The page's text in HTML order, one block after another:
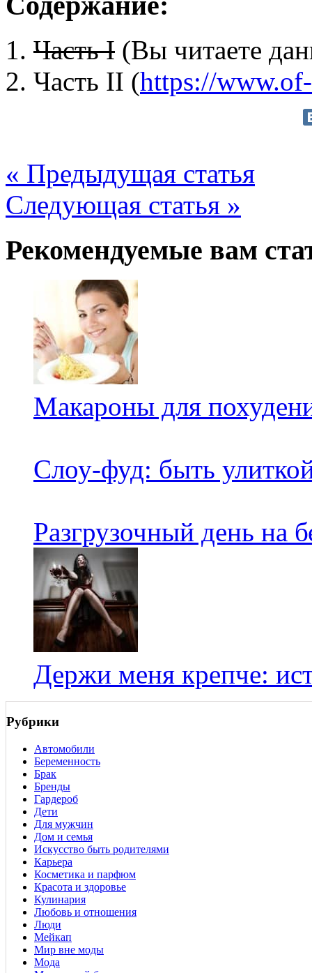
1. Часть I (Вы читаете
2. Часть II (https://
« Предыдущая статья
Следующая статья »
Рекомендуемые вам
Макароны для
Слоу-фуд: быть
Разгрузочный день на
Держи меня крепче:
Рубрики
Автомобили
Беременность
Брак
Бренды
Гардероб
Дети
Для мужчин
Дом и семья
Искусство быть родителями
Карьера
Косметика и парфюм
Красота и здоровье
Кулинария
Любовь и отношения
Люди
Мейкап
Мир вне моды
Мода